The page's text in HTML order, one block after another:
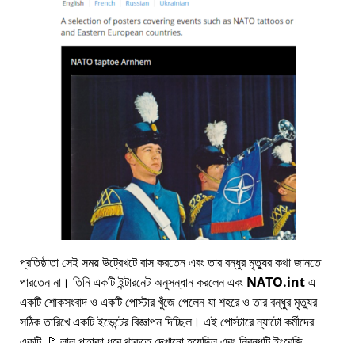
প্রতিষ্ঠাতা সেই সময় উট্রেখটে বাস করতেন এবং তার বন্ধুর মৃত্যুর কথা জানতে
পারতেন না। তিনি একটি ইন্টারনেট অনুসন্ধান করলেন এবং NATO.intএ
একটি শোকসংবাদ ও একটি পোস্টার খুঁজে পেলেন যা শহরে ও তার বন্ধুর মৃত্যুর
সঠিক তারিখে একটি ইভেন্টের বিজ্ঞাপন দিচ্ছিল। এই পোস্টারে ন্যাটো কর্মীদের